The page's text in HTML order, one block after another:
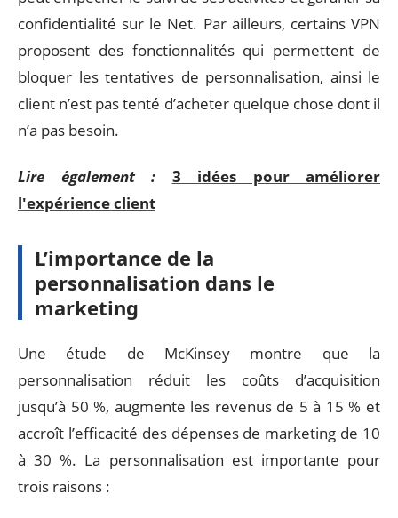
confidentialité sur le Net. Par ailleurs, certains VPN
proposent des fonctionnalités qui permettent de
bloquer les tentatives de personnalisation, ainsi le
client n’est pas tenté d’acheter quelque chose dont il
n’a pas besoin.
Lire également :
3 idées pour améliorer
l'expérience client
L’importance de la
personnalisation dans le
marketing
Une étude de McKinsey montre que la
personnalisation réduit les coûts d’acquisition
jusqu’à 50 %, augmente les revenus de 5 à 15 % et
accroît l’efficacité des dépenses de marketing de 10
à 30 %. La personnalisation est importante pour
trois raisons :